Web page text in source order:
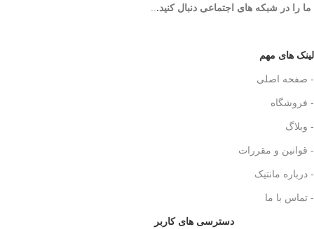
ما را در شبکه های اجتماعی دنبال کنید.
لینک های مهم
- صفحه اصلی
- فروشگاه
- وبلاگ
- قوانین و مقررات
- درباره مانتیک
- تماس با ما
دسترسی های کاربر